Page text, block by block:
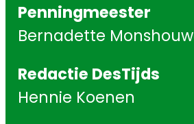
Penningmeester
Bernadette
Redactie DesTijds
Hennie Koenen